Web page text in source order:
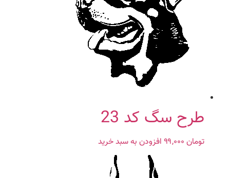
طرح سگ کد 23
تومان افزودن به سبد خرید